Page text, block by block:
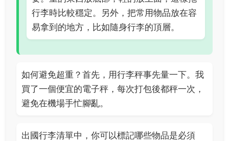
行李時比較穩定。另外，把常用物品放在容
易拿到的地方，比如隨身行李的頂層。
如何避免超重？首先，用行李秤事先量一下。我
買了一個便宜的電子秤，每次打包後都秤一次，
避免在機場手忙腳亂。
出國行李清單中，你可以標記哪些物品是必須